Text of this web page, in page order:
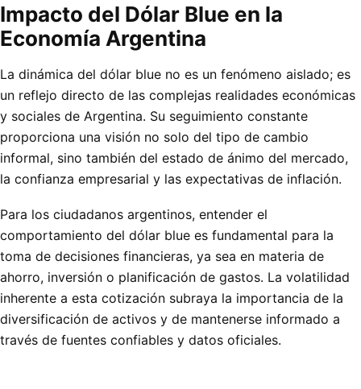
Impacto del Dólar Blue en la
Economía Argentina
La dinámica del dólar blue no es un fenómeno aislado; es
un reflejo directo de las complejas realidades económicas
y sociales de Argentina. Su seguimiento constante
proporciona una visión no solo del tipo de cambio
informal, sino también del estado de ánimo del mercado,
la confianza empresarial y las expectativas de inflación.
Para los ciudadanos argentinos, entender el
comportamiento del dólar blue es fundamental para la
toma de decisiones financieras, ya sea en materia de
ahorro, inversión o planificación de gastos. La volatilidad
inherente a esta cotización subraya la importancia de la
diversificación de activos y de mantenerse informado a
través de fuentes confiables y datos oficiales.